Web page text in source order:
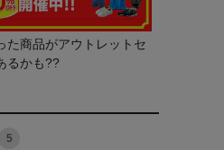
た商品がアウトレットセ
るかも??
5